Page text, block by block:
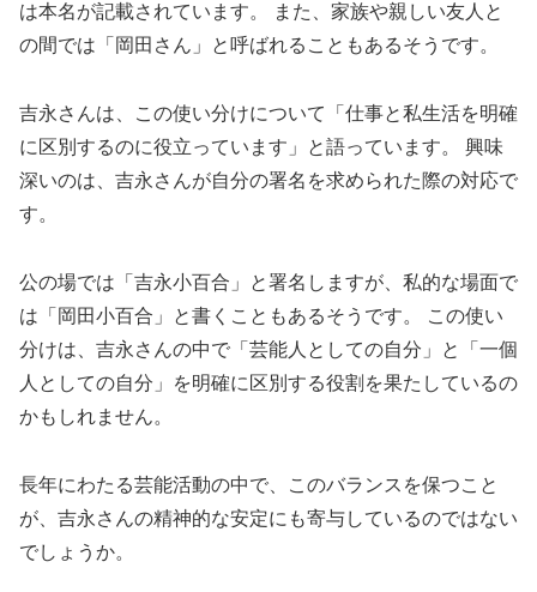
は本名が記載されています。 また、家族や親しい友人と
の間では「岡田さん」と呼ばれることもあるそうです。
吉永さんは、この使い分けについて「仕事と私生活を明確
に区別するのに役立っています」と語っています。 興味
深いのは、吉永さんが自分の署名を求められた際の対応で
す。
公の場では「吉永小百合」と署名しますが、私的な場面で
は「岡田小百合」と書くこともあるそうです。 この使い
分けは、吉永さんの中で「芸能人としての自分」と「一個
人としての自分」を明確に区別する役割を果たしているの
かもしれません。
長年にわたる芸能活動の中で、このバランスを保つこと
が、吉永さんの精神的な安定にも寄与しているのではない
でしょうか。